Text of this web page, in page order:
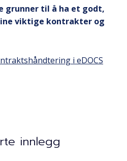
grunner til å ha et godt,
viktige kontrakter og
i eDOCS
innlegg